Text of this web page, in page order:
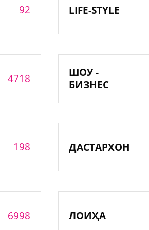
92 LIFE-STYLE
4718
ШОУ -
БИЗНЕС
198 ДАСТАРХОН
6998 ЛОИҲА